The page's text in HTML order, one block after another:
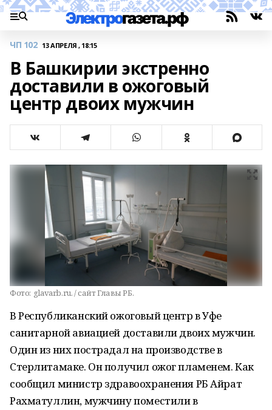
ЧП 102 13 АПРЕЛЯ , 18:15
В Башкирии экстренно
доставили в ожоговый
центр двоих мужчин
Фото: glavarb.ru. / сайт Главы РБ.
В Республиканский ожоговый центр в Уфе
санитарной авиацией доставили двоих мужчин.
Один из них пострадал на производстве в
Стерлитамаке. Он получил ожог пламенем. Как
сообщил министр здравоохранения РБ Айрат
Рахматуллин, мужчину поместили в